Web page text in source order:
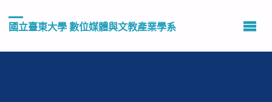
國立臺東大學 數位媒體與文教產業學系